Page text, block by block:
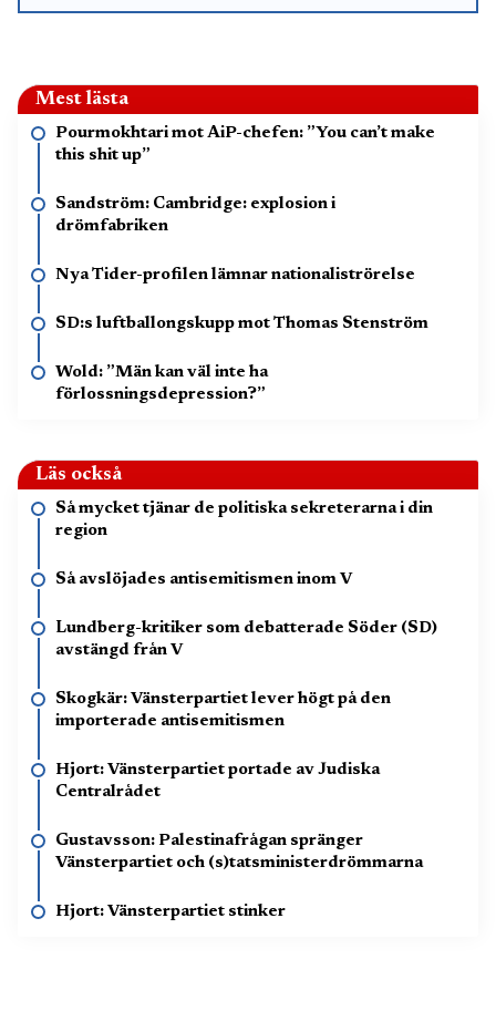
Mest lästa
Pourmokhtari mot AiP-chefen: ”You can’t make
this shit up”
Sandström: Cambridge: explosion i
drömfabriken
Nya Tider-profilen lämnar nationaliströrelse
SD:s luftballongskupp mot Thomas Stenström
Wold: ”Män kan väl inte ha
förlossningsdepression?”
Läs också
Så mycket tjänar de politiska sekreterarna i din
region
Så avslöjades antisemitismen inom V
Lundberg-kritiker som debatterade Söder (SD)
avstängd från V
Skogkär: Vänsterpartiet lever högt på den
importerade antisemitismen
Hjort: Vänsterpartiet portade av Judiska
Centralrådet
Gustavsson: Palestinafrågan spränger
Vänsterpartiet och (s)tatsministerdrömmarna
Hjort: Vänsterpartiet stinker